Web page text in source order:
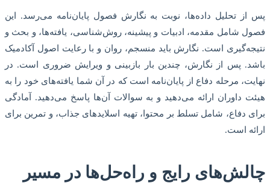
پس از تحلیل داده‌ها، نوبت به نگارش فصول پایان‌نامه می‌رسد. این
فصول شامل مقدمه، ادبیات و پیشینه، روش‌شناسی، یافته‌ها، و بحث و
نتیجه‌گیری است. نگارش باید منسجم، روان و با رعایت اصول آکادمیک
باشد. پس از نگارش، چندین بار بازبینی و ویرایش ضروری است. در
نهایت، مرحله دفاع از پایان‌نامه است که در آن شما یافته‌های خود را به
هیئت داوران ارائه می‌دهید و به سوالات آن‌ها پاسخ می‌دهید. آمادگی
برای دفاع، شامل تسلط بر محتوا، تهیه اسلایدهای جذاب، و تمرین برای
ارائه است.
چالش‌های رایج و راه‌حل‌ها در مسیر